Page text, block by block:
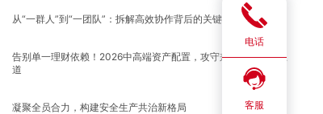
从“一群人”到“一团队”：拆解高效协作背后的关键共识
告别单一理财依赖！2026中高端资产配置，攻守兼备才是财富王
道
凝聚全员合力，构建安全生产共治新格局
电话
客服